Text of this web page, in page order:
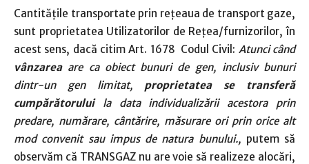
Cantitățile transportate prin rețeaua de transport gaze,
sunt proprietatea Utilizatorilor de Rețea/furnizorilor, în
acest sens, dacă citim Art. 1678 Codul Civil: Atunci când
vânzareaare ca obiect bunuri de gen, inclusiv bunuri
dintr-un gen limitat, proprietatea se transferă
cumpărătoruluila data individualizării acestora prin
predare, numărare, cântărire, măsurare ori prin orice alt
mod convenit sau impus de natura bunului., putem să
observăm că TRANSGAZ nu are voie să realizeze alocări,